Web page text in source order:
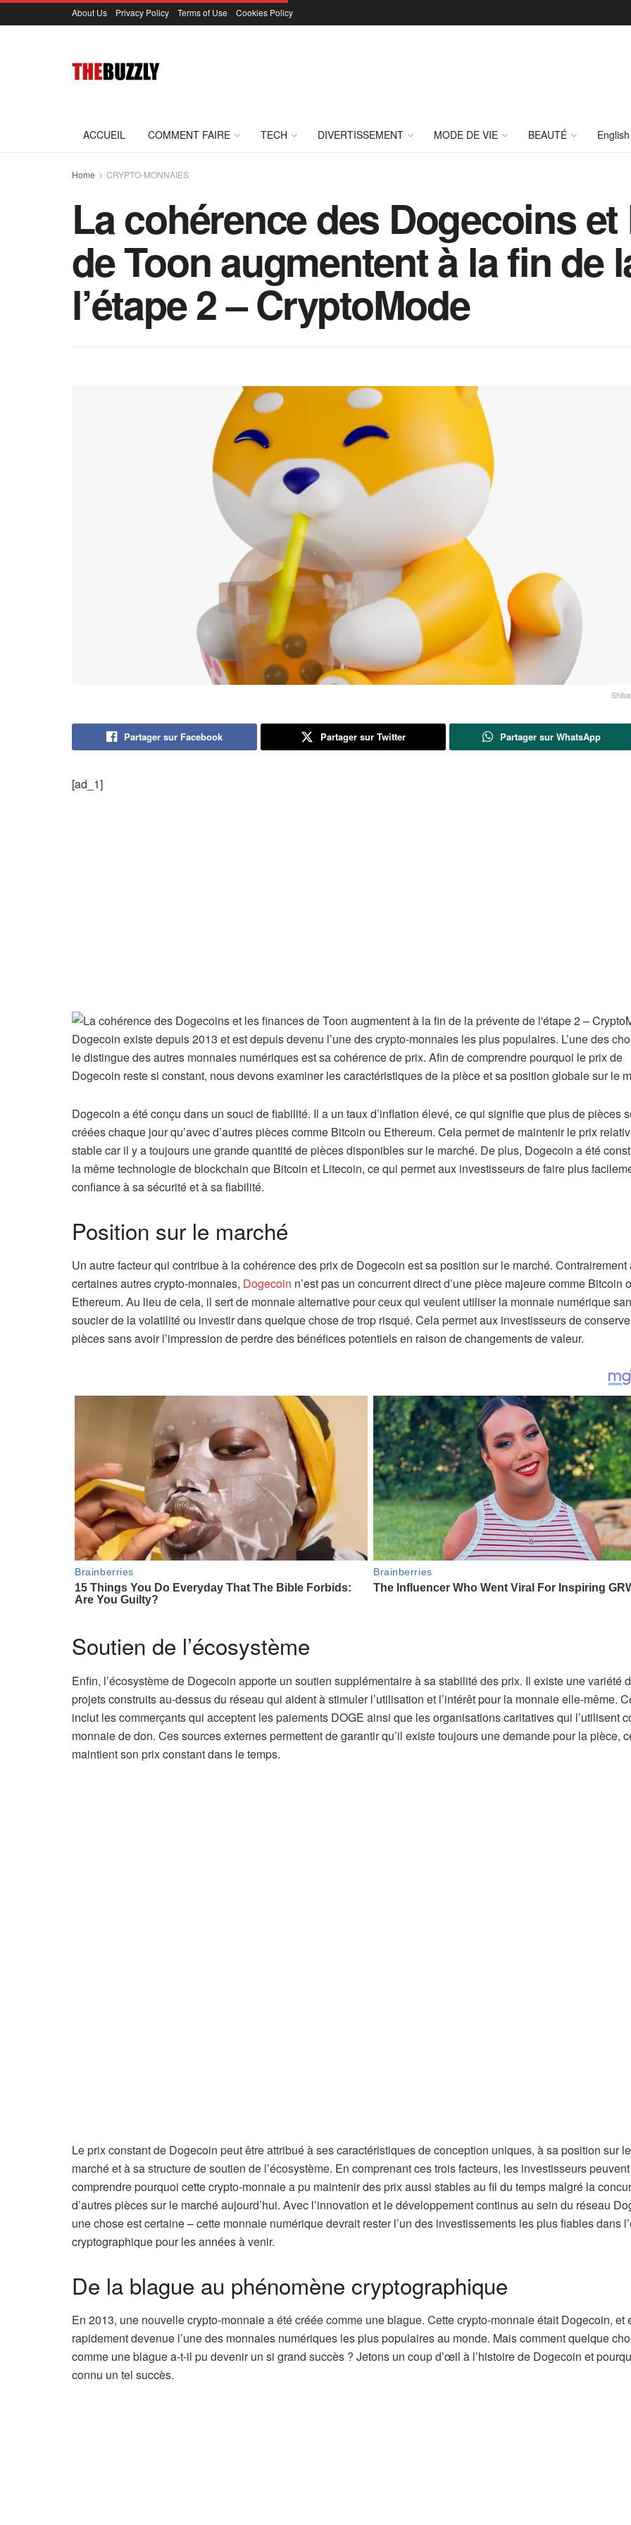
About Us Privacy Policy Terms of Use Cookies Policy
ACCUEIL COMMENT FAIRE TECH DIVERTISSEMENT MODE DE VIE BEAUTÉ
Home CRYPTO-MONNAIES
La cohérence des Dogecoins
de Toon augmentent à la fin de
l’étape 2 – CryptoMode
Partager sur Facebook Partager sur Twitter Partager sur WhatsApp
[ad_1]
Dogecoin existe depuis 2013 et est depuis devenu l’une des crypto-monnaies les plus populaires. L’une des
le distingue des autres monnaies numériques est sa cohérence de prix. Afin de comprendre pourquoi le prix de
Dogecoin reste si constant, nous devons examiner les caractéristiques de la pièce et sa position globale sur le
Dogecoin a été conçu dans un souci de fiabilité. Il a un taux d’inflation élevé, ce qui signifie que plus de pièces
créées chaque jour qu’avec d’autres pièces comme Bitcoin ou Ethereum. Cela permet de maintenir le prix
stable car il y a toujours une grande quantité de pièces disponibles sur le marché. De plus, Dogecoin a été
la même technologie de blockchain que Bitcoin et Litecoin, ce qui permet aux investisseurs de faire plus
confiance à sa sécurité et à sa fiabilité.
Position sur le marché
Un autre facteur qui contribue à la cohérence des prix de Dogecoin est sa position sur le marché. Contrairement
certaines autres crypto-monnaies, Dogecoin n’est pas un concurrent direct d’une pièce majeure comme Bitcoin
Ethereum. Au lieu de cela, il sert de monnaie alternative pour ceux qui veulent utiliser la monnaie numérique
soucier de la volatilité ou investir dans quelque chose de trop risqué. Cela permet aux investisseurs de
pièces sans avoir l’impression de perdre des bénéfices potentiels en raison de changements de valeur.
Soutien de l’écosystème
Enfin, l’écosystème de Dogecoin apporte un soutien supplémentaire à sa stabilité des prix. Il existe une variété
projets construits au-dessus du réseau qui aident à stimuler l’utilisation et l’intérêt pour la monnaie elle-même.
inclut les commerçants qui acceptent les paiements DOGE ainsi que les organisations caritatives qui l’utilisent
monnaie de don. Ces sources externes permettent de garantir qu’il existe toujours une demande pour la pièce,
maintient son prix constant dans le temps.
Le prix constant de Dogecoin peut être attribué à ses caractéristiques de conception uniques, à sa position sur le
marché et à sa structure de soutien de l’écosystème. En comprenant ces trois facteurs, les investisseurs peuvent
comprendre pourquoi cette crypto-monnaie a pu maintenir des prix aussi stables au fil du temps malgré la
d’autres pièces sur le marché aujourd’hui. Avec l’innovation et le développement continus au sein du réseau
une chose est certaine – cette monnaie numérique devrait rester l’un des investissements les plus fiables dans
cryptographique pour les années à venir.
De la blague au phénomène cryptographique
En 2013, une nouvelle crypto-monnaie a été créée comme une blague. Cette crypto-monnaie était Dogecoin, et
rapidement devenue l’une des monnaies numériques les plus populaires au monde. Mais comment quelque
comme une blague a-t-il pu devenir un si grand succès ? Jetons un coup d’œil à l’histoire de Dogecoin et
connu un tel succès.